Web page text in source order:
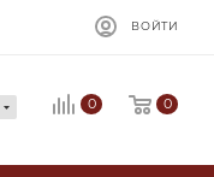
ВОЙТИ
0 0